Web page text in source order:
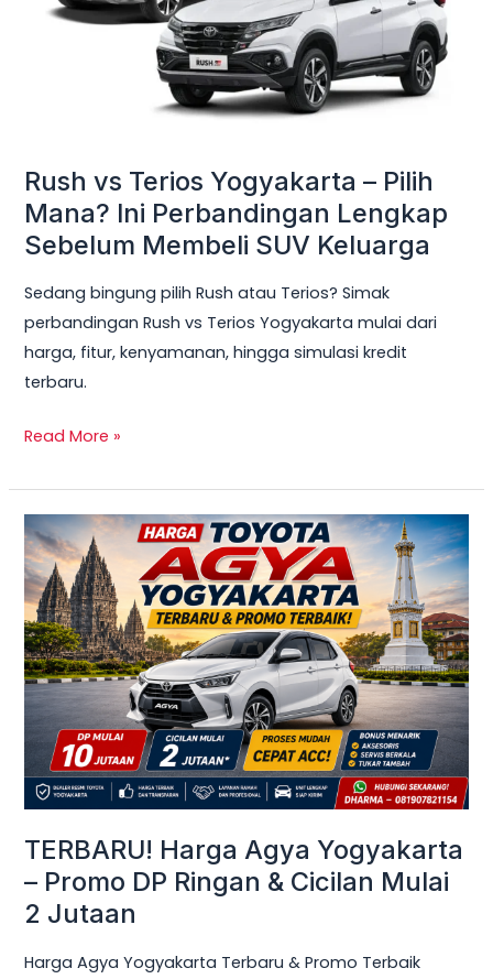
Rush vs Terios Yogyakarta – Pilih
Mana? Ini Perbandingan Lengkap
Sebelum Membeli SUV Keluarga
Sedang bingung pilih Rush atau Terios? Simak
perbandingan Rush vs Terios Yogyakarta mulai dari
harga, fitur, kenyamanan, hingga simulasi kredit
terbaru.
Pilih
Membeli
SUV
Keluarga
Read More »
TERBARU! Harga Agya Yogyakarta
– Promo DP Ringan & Cicilan Mulai
2 Jutaan
Harga Agya Yogyakarta Terbaru & Promo Terbaik
TERBARU!
Harga
Agya
Yogyakarta
–
Promo
DP
Ringan
Cicilan
2
Jutaan